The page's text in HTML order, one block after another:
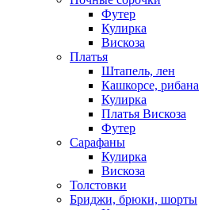
Футер
Кулирка
Вискоза
Платья
Штапель, лен
Кашкорсе, рибана
Кулирка
Платья Вискоза
Футер
Сарафаны
Кулирка
Вискоза
Толстовки
Бриджи, брюки, шорты